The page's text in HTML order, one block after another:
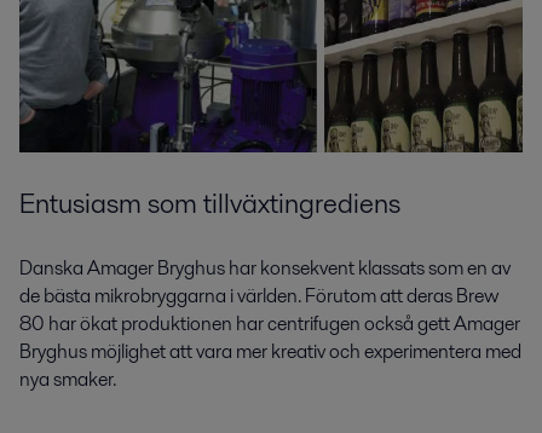
Entusiasm som tillväxtingrediens
Danska Amager Bryghus har konsekvent klassats som en av
de bästa mikrobryggarna i världen. Förutom att deras Brew
80 har ökat produktionen har centrifugen också gett Amager
Bryghus möjlighet att vara mer kreativ och experimentera med
nya smaker.